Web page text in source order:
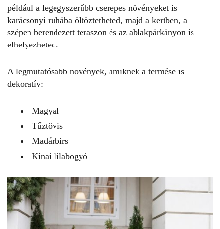
például a legegyszerűbb cserepes növényeket is
karácsonyi ruhába öltöztetheted, majd a kertben, a
szépen berendezett teraszon és az ablakpárkányon is
elhelyezheted.
A legmutatósabb növények, amiknek a termése is
dekoratív:
Magyal
Tűztövis
Madárbirs
Kínai lilabogyó